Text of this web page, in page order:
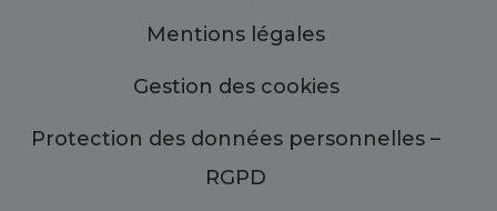
Mentions légales
Gestion des cookies
Protection des données personnelles –
RGPD